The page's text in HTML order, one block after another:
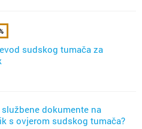
sudskog tumača za
dokumente na
s ovjerom sudskog tumača?